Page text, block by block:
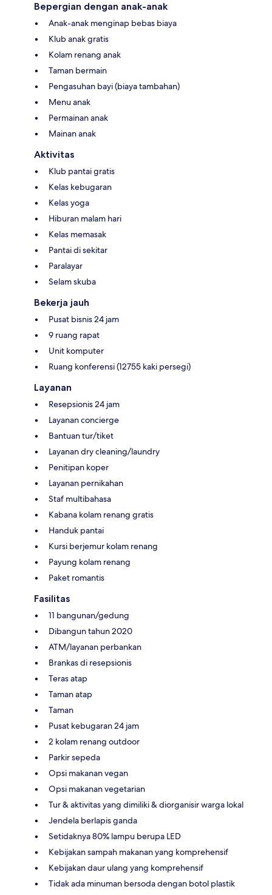
Bepergian dengan anak-anak
Anak-anak menginap bebas biaya
Klub anak gratis
Kolam renang anak
Taman bermain
Pengasuhan bayi (biaya tambahan)
Menu anak
Permainan anak
Mainan anak
Aktivitas
Klub pantai gratis
Kelas kebugaran
Kelas yoga
Hiburan malam hari
Kelas memasak
Pantai di sekitar
Paralayar
Selam skuba
Bekerja jauh
Pusat bisnis 24 jam
9 ruang rapat
Unit komputer
Ruang konferensi (12755 kaki persegi)
Layanan
Resepsionis 24 jam
Layanan concierge
Bantuan tur/tiket
Layanan dry cleaning/laundry
Penitipan koper
Layanan pernikahan
Staf multibahasa
Kabana kolam renang gratis
Handuk pantai
Kursi berjemur kolam renang
Payung kolam renang
Paket romantis
Fasilitas
11 bangunan/gedung
Dibangun tahun 2020
ATM/layanan perbankan
Brankas di resepsionis
Teras atap
Taman atap
Taman
Pusat kebugaran 24 jam
2 kolam renang outdoor
Parkir sepeda
Opsi makanan vegan
Opsi makanan vegetarian
Tur & aktivitas yang dimiliki & diorganisir warga lokal
Jendela berlapis ganda
Setidaknya 80% lampu berupa LED
Kebijakan sampah makanan yang komprehensif
Kebijakan daur ulang yang komprehensif
Tidak ada minuman bersoda dengan botol plastik